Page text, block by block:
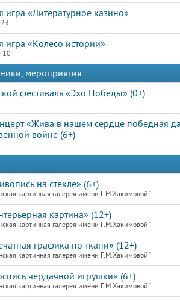
игра «Литературное казино»
игра «Колесо истории»
10
мероприятия
фестиваль «Эхо Победы» (0+)
«Жива в нашем сердце победная
войне (6+)
на стекле» (6+)
картинная галерея имени Г.М.Хакимовой"
картина» (12+)
картинная галерея имени Г.М.Хакимовой"
графика по ткани» (12+)
картинная галерея имени Г.М.Хакимовой"
чердачной игрушки» (6+)
картинная галерея имени Г.М.Хакимовой"